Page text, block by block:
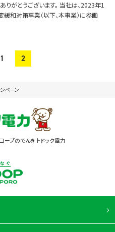
りがとうございます。 当社は、2023年1
緩和対策事業（以下、本事業）に参画
1 2
ペーン
プのでんき トドック電力